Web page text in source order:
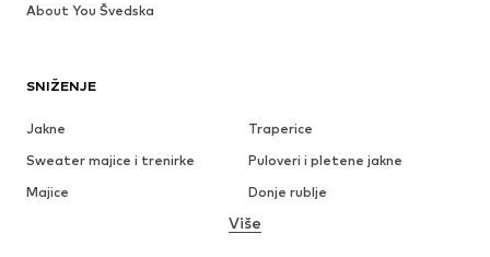
SNIŽENJE
Jakne
Traperice
Sweater majice i trenirke
Puloveri i pletene jakne
Majice
Donje rublje
Košulje
Više
About You Švedska